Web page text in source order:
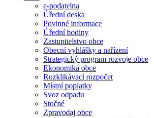
e-podatelna
Úřední deska
Povinné informace
Úřední hodiny
Zastupitelstvo obce
Obecní vyhlášky a nařízení
Strategický program rozvoje obce
Ekonomika obce
Rozklikávací rozpočet
Místní poplatky
Svoz odpadu
Stočné
Zpravodaj obce